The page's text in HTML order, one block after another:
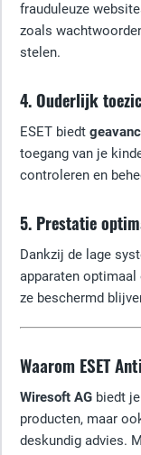
frauduleuze
zoals
stelen.
4. Ouderlijk
ESET biedt
toegang van je
controleren en
5. Prestatie
Dankzij de lage
apparaten optimaal
ze beschermd
Waarom ESET
Wiresoft AG biedt
producten, maar
deskundig advies.